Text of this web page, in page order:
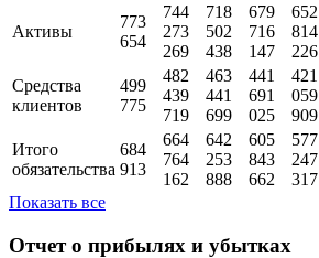
Активы
773
654
744
273
269
718
502
438
679
716
147
652
814
226
Средства
клиентов
499
775
482
439
719
463
441
699
441
691
025
421
059
909
Итого
обязательства
684
913
664
764
162
642
253
888
605
843
662
577
247
317
Показать все
Отчет о прибылях и убытках